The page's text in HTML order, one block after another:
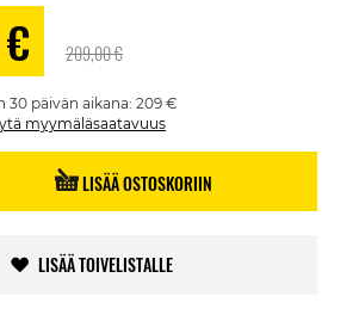
209,00 €
30 päivän aikana: 209 €
myymäläsaatavuus
LISÄÄ OSTOSKORIIN
LISÄÄ TOIVELISTALLE